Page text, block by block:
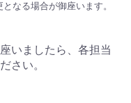
なる場合が御座います。
いましたら、各担当
さい。